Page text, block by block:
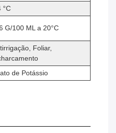
°C
G/100 ML a 20°C
Foliar,
de Potássio